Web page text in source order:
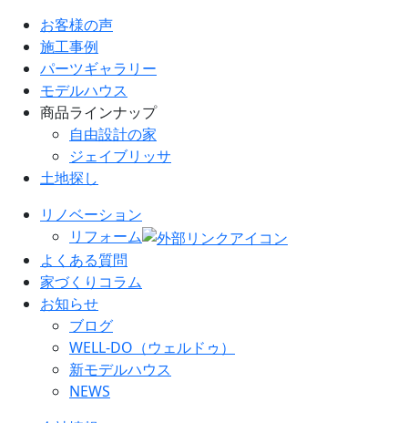
お客様の声
施工事例
パーツギャラリー
モデルハウス
商品ラインナップ
自由設計の家
ジェイブリッサ
土地探し
リノベーション
リフォーム
よくある質問
家づくりコラム
お知らせ
ブログ
WELL-DO（ウェルドゥ）
新モデルハウス
NEWS